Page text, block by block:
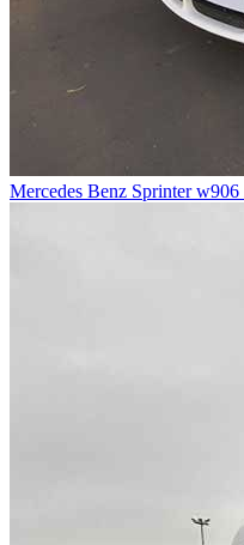
Mercedes Benz Sprinter w906